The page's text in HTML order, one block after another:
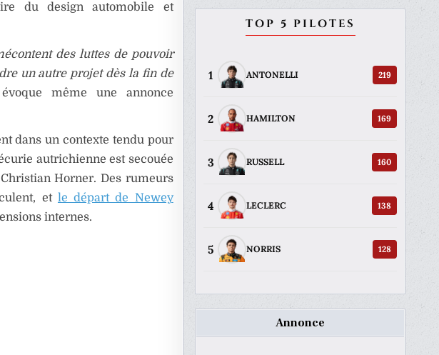
du design automobile et
des luttes de pouvoir
un autre projet dès la fin de
même une annonce
dans un contexte tendu pour
autrichienne est secouée
Horner. Des rumeurs
et le départ de Newey
internes.
TOP 5 PILOTES
1 ANTONELLI 219
2 HAMILTON 169
3 RUSSELL 160
4 LECLERC 138
5 NORRIS 128
Annonce